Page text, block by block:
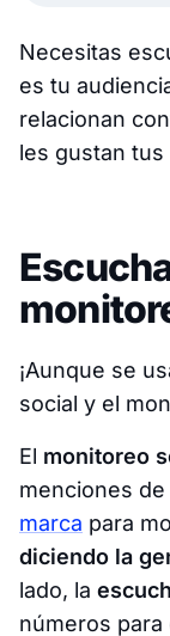
Necesitas
es tu
relacionan
les gustan
¡Aunque se
social y el
El monitoreo
menciones
marca para
diciendo la
lado, la
números